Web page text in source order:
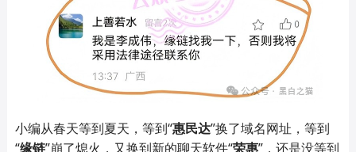
小编从春天等到夏天，等到“惠民达”换了域名网址，等到
“缘链”崩了熄火，又换到新的聊天软件“荣惠”，还是没等到